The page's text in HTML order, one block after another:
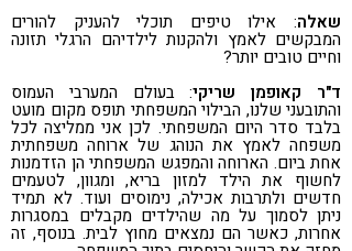
שאלה: אילו טיפים תוכלי להעניק להורים
המבקשים לאמץ ולהקנות לילדיהם הרגלי תזונה
וחיים טובים יותר?
ד"ר קאופמן שריקי: בעולם המערבי העמוס
והתובעני שלנו, הבילוי המשפחתי תופס מקום מועט
בלבד סדר היום המשפחתי. לכן אני ממליצה לכל
משפחה לאמץ את הנוהג של ארוחה משפחתית
אחת ביום. הארוחה והמפגש המשפחתי הן הזדמנות
לחשוף את הילד למזון בריא, ומגוון, לטעמים
חדשים ולתרבות אכילה, נימוסים ועוד. לא תמיד
ניתן לסמוך על מה שהילדים מקבלים במסגרות
אחרות, כאשר הם נמצאים מחוץ לבית. בנוסף, זה